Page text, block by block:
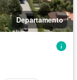
Departamento